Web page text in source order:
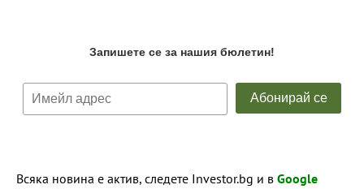
Всяка новина е актив, следете Investor.bg и в Google